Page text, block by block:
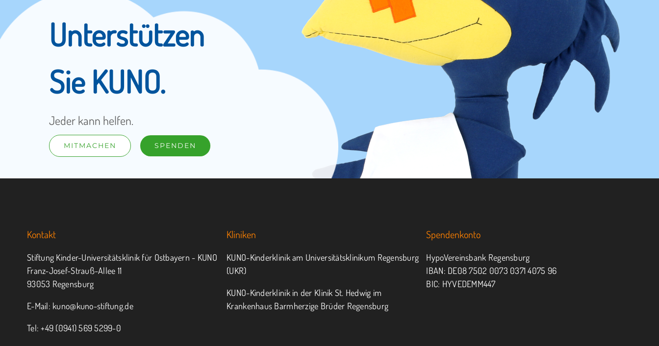
Unterstützen
Sie KUNO.
Jeder kann helfen.
MITMACHEN SPENDEN
Kontakt
Stiftung Kinder-Universitätsklinik für Ostbayern - KUNO
Franz-Josef-Strauß-Allee 11
93053 Regensburg
E-Mail: kuno@kuno-stiftung.de
Tel: +49 (0941) 569 5299-0
Kliniken
KUNO-Kinderklinik am Universitätsklinikum Regensburg
(UKR)
KUNO-Kinderklinik in der Klinik St. Hedwig im
Krankenhaus Barmherzige Brüder Regensburg
Spendenkonto
HypoVereinsbank Regensburg
IBAN: DE08 7502 0073 0371 4075 96
BIC: HYVEDEMM447